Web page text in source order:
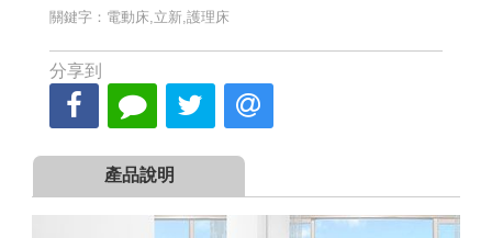
關鍵字：電動床,立新,護理床
分享到
產品說明